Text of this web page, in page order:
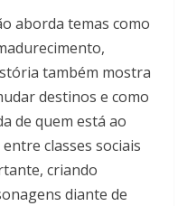
aborda temas como
também mostra
destinos e como
de quem está ao
classes sociais
criando
diante de